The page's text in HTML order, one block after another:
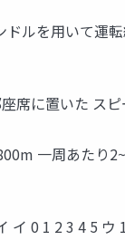
ルを用いて運
席に置いた ス
一周あたり
0 1 2 3 4 5 ウ